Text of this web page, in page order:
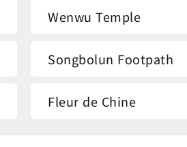
Wenwu Temple
Songbolun Footpath
Fleur de Chine